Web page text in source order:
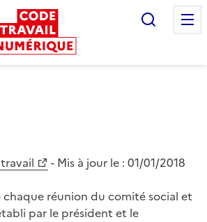
- Mis à jour le : 01/01/2018
réunion du comité social et
par le président et le